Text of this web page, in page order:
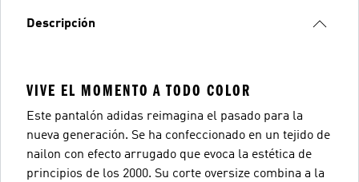
Descripción
VIVE EL MOMENTO A TODO COLOR
Este pantalón adidas reimagina el pasado para la
nueva generación. Se ha confeccionado en un tejido de
nailon con efecto arrugado que evoca la estética de
principios de los 2000. Su corte oversize combina a la